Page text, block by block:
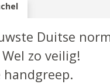
Duitse
zo veilig!